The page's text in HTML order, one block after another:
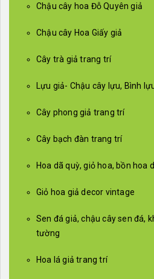
Chậu cây hoa Đỗ Quyên giả
Chậu cây Hoa Giấy giả
Cây trà giả trang trí
Lựu giả- Chậu cây lựu, Bình
Cây phong giả trang trí
Cây bạch đàn trang trí
Hoa dã quỳ, giỏ hoa, bồn hoa
Giỏ hoa giả decor vintage
Sen đá giả, chậu cây sen đá,
tường
Hoa lá giả trang trí